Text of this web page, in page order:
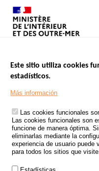
Footer
TRATAMIENTO DE DATOS
ACCIDENTES DE TRÁFICO
ESTUDIOS
CONVOCATORIA DE
Este sitio utiliza cookies
estadísticos.
Más información
Las cookies funcionales
Las cookies funcionales son
funcione de manera óptima.
eliminarlas mediante la
experiencia de usuario puede
para todos los sitios que